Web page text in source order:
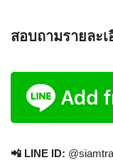
สอบถามรายละ
📲 LINE ID: